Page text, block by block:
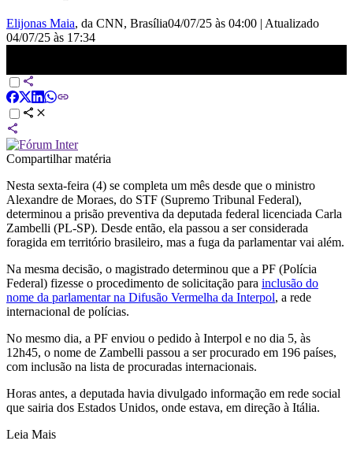
Elijonas Maia, da CNN, Brasília04/07/25 às 04:00 | Atualizado
04/07/25 às 17:34
Compartilhar matéria
Nesta sexta-feira (4) se completa um mês desde que o ministro
Alexandre de Moraes, do STF (Supremo Tribunal Federal),
determinou a prisão preventiva da deputada federal licenciada Carla
Zambelli (PL-SP). Desde então, ela passou a ser considerada
foragida em território brasileiro, mas a fuga da parlamentar vai além.
Na mesma decisão, o magistrado determinou que a PF (Polícia
Federal) fizesse o procedimento de solicitação para inclusão do
nome da parlamentar na Difusão Vermelha da Interpol, a rede
internacional de polícias.
No mesmo dia, a PF enviou o pedido à Interpol e no dia 5, às
12h45, o nome de Zambelli passou a ser procurado em 196 países,
com inclusão na lista de procuradas internacionais.
Horas antes, a deputada havia divulgado informação em rede social
que sairia dos Estados Unidos, onde estava, em direção à Itália.
Leia Mais